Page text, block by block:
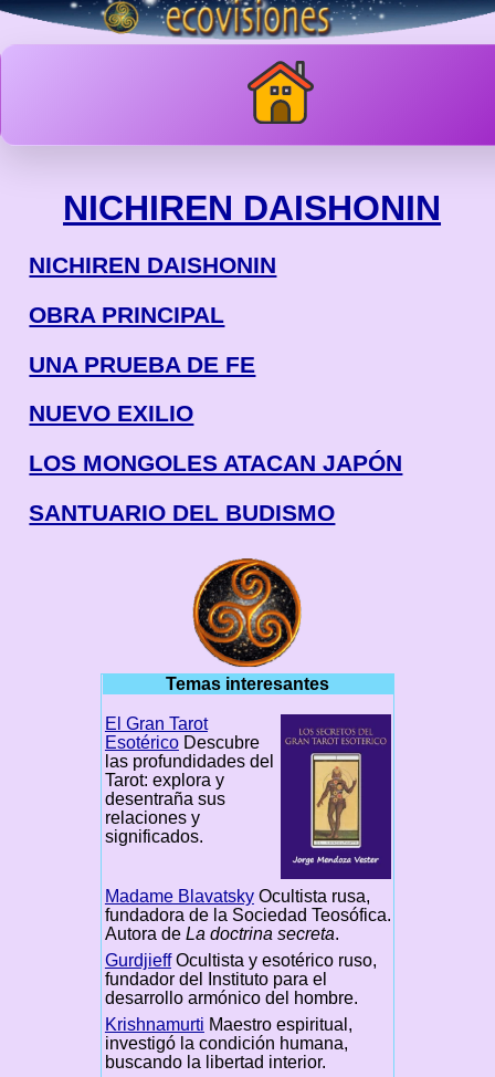
NICHIREN DAISHONIN
NICHIREN DAISHONIN
OBRA PRINCIPAL
UNA PRUEBA DE FE
NUEVO EXILIO
LOS MONGOLES ATACAN JAPÓN
SANTUARIO DEL BUDISMO
Temas interesantes
El Gran Tarot
EsotéricoDescubre
las profundidades del
Tarot: explora y
desentraña sus
relaciones y
significados.
Madame BlavatskyOcultista rusa,
fundadora de la Sociedad Teosófica.
Autora de La doctrina secreta.
GurdjieffOcultista y esotérico ruso,
fundador del Instituto para el
desarrollo armónico del hombre.
Krishnamurti Maestro espiritual,
investigó la condición humana,
buscando la libertad interior.